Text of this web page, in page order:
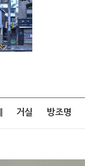
거실 방조명